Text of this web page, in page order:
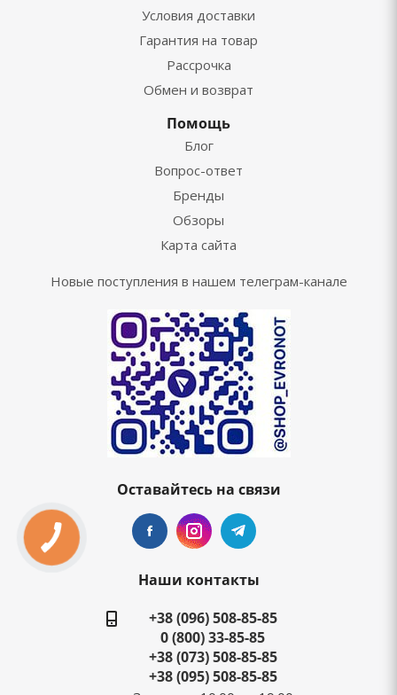
Условия доставки
Гарантия на товар
Рассрочка
Обмен и возврат
Помощь
Блог
Вопрос-ответ
Бренды
Обзоры
Карта сайта
Новые поступления в нашем телеграм-канале
Оставайтесь на связи
Наши контакты
+38 (096) 508-85-85
0 (800) 33-85-85
+38 (073) 508-85-85
+38 (095) 508-85-85